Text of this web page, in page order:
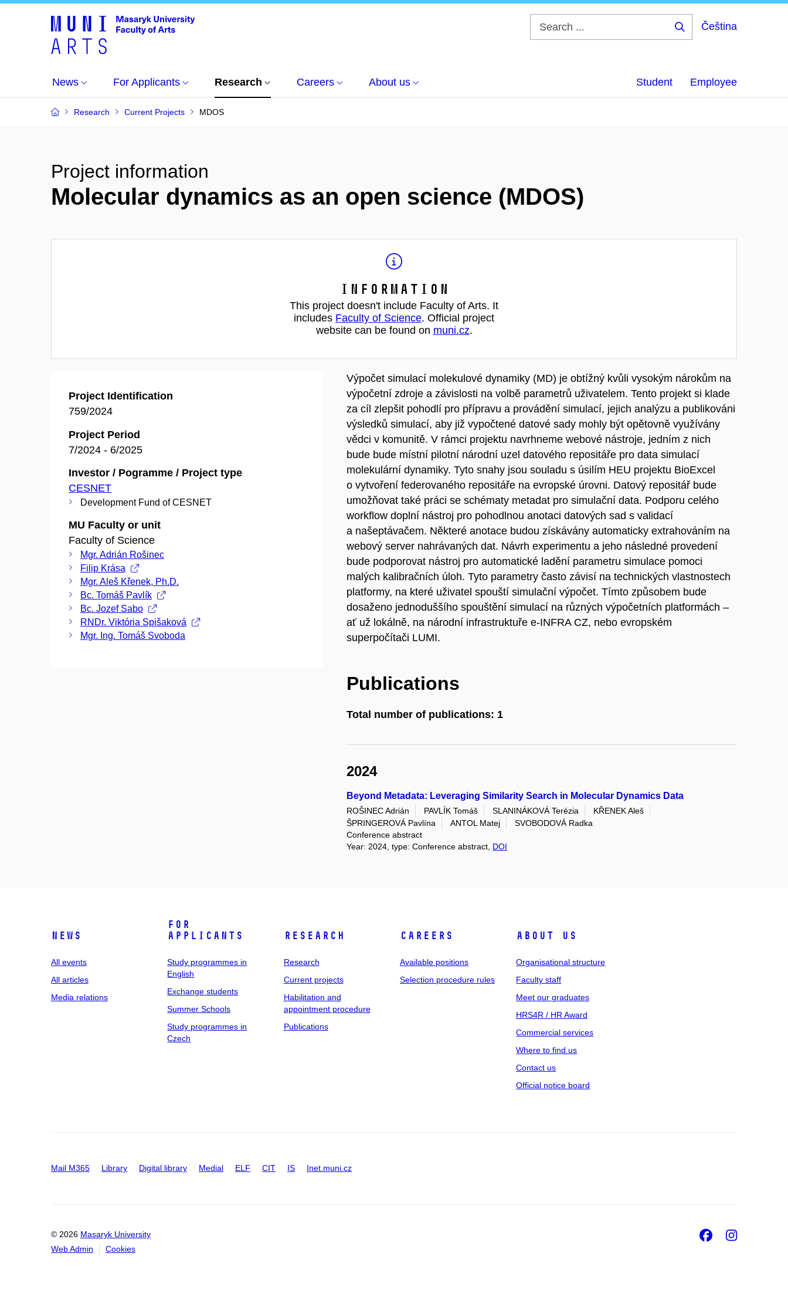
Čeština
News For Applicants Research Careers About us Student Employee
Research Current Projects MDOS
Project information
Molecular dynamics as an open science (MDOS)
Information
This project doesn't include Faculty of Arts. It
includes Faculty of Science. Official project
website can be found on muni.cz.
Project Identification
759/2024
Project Period
7/2024 - 6/2025
Investor / Pogramme / Project type
CESNET
Development Fund of CESNET
MU Faculty or unit
Faculty of Science
Mgr. Adrián Rošinec
Filip Krása
Mgr. Aleš Křenek, Ph.D.
Bc. Tomáš Pavlík
Bc. Jozef Sabo
RNDr. Viktória Spišaková
Mgr. Ing. Tomáš Svoboda
Výpočet simulací molekulové dynamiky (MD) je obtížný kvůli vysokým nárokům na
výpočetní zdroje a závislosti na volbě parametrů uživatelem. Tento projekt si klade
za cíl zlepšit pohodlí pro přípravu a provádění simulací, jejich analýzu a publikováni
výsledků simulací, aby již vypočtené datové sady mohly být opětovně využívány
vědci v komunitě. V rámci projektu navrhneme webové nástroje, jedním z nich
bude bude místní pilotní národní uzel datového repositáře pro data simulací
molekulární dynamiky. Tyto snahy jsou souladu s úsilím HEU projektu BioExcel
o vytvoření federovaného repositáře na evropské úrovni. Datový repositář bude
umožňovat také práci se schématy metadat pro simulační data. Podporu celého
workflow doplní nástroj pro pohodlnou anotaci datových sad s validací
a našeptávačem. Některé anotace budou získávány automaticky extrahováním na
webový server nahrávaných dat. Návrh experimentu a jeho následné provedení
bude podporovat nástroj pro automatické ladění parametru simulace pomoci
malých kalibračních úloh. Tyto parametry často závisí na technických vlastnostech
platformy, na které uživatel spouští simulační výpočet. Tímto způsobem bude
dosaženo jednoduššího spouštění simulací na různých výpočetních platformách –
ať už lokálně, na národní infrastruktuře e-INFRA CZ, nebo evropském
superpočítači LUMI.
Publications
Total number of publications: 1
2024
Beyond Metadata: Leveraging Similarity Search in Molecular Dynamics Data
ROŠINEC Adrián PAVLÍK Tomáš SLANINÁKOVÁ Terézia
KŘENEK Aleš
ŠPRINGEROVÁ Pavlína
ANTOL Matej
SVOBODOVÁ Radka
Conference abstract
Year: 2024, type: Conference abstract, DOI
News
All events
All articles
Media relations
For
applicants
Study programmes in
English
Exchange students
Summer Schools
Study programmes in
Czech
Research
Research
Current projects
Habilitation and
appointment procedure
Publications
Careers
Available positions
Selection procedure rules
About us
Organisational structure
Faculty staff
Meet our graduates
HRS4R / HR Award
Commercial services
Where to find us
Contact us
Official notice board
Mail M365 Library Digital library Medial ELF CIT IS Inet.muni.cz
© 2026 Masaryk University
Web Admin
Cookies
Facebook